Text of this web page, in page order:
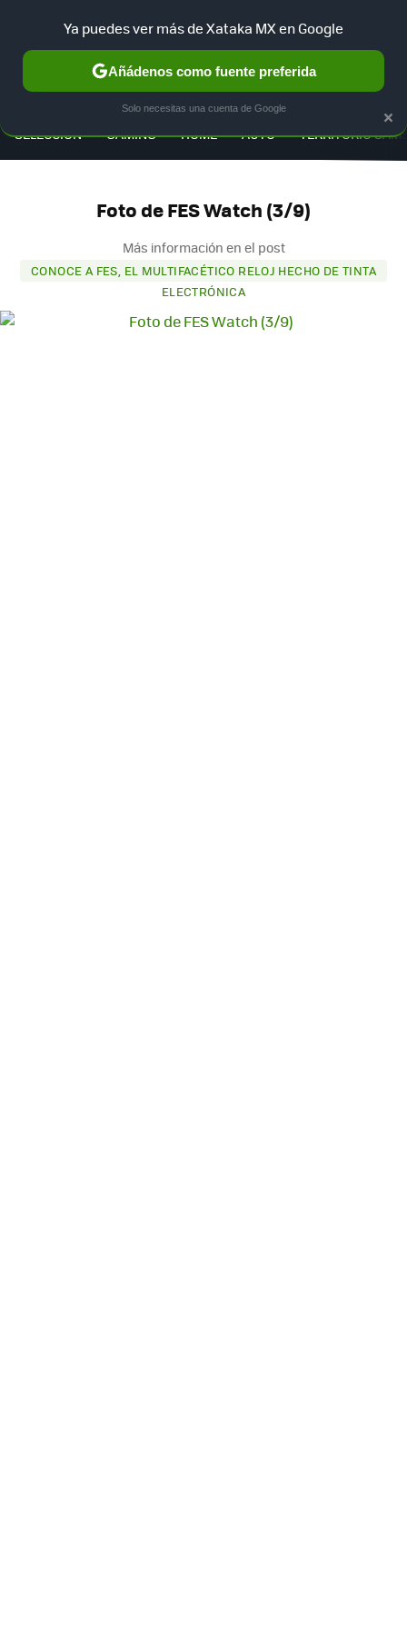
SELECCIÓN GAMING HOME AUTO TERRITORIO
Foto de FES Watch (3/9)
Más información en el post
CONOCE A FES, EL MULTIFACÉTICO RELOJ HECHO DE TINTA
ELECTRÓNICA
×
Ya puedes ver más de Xataka MX en Google
Añádenos como fuente preferida
Solo necesitas una cuenta de Google